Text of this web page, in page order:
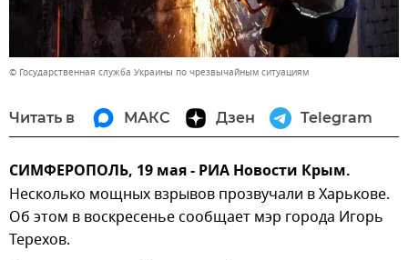
© Государственная служба Украины по чрезвычайным ситуациям
Читать в МАКС Дзен Telegram
СИМФЕРОПОЛЬ, 19 мая - РИА Новости Крым.
Несколько мощных взрывов прозвучали в Харькове.
Об этом в воскресенье сообщает мэр города Игорь
Терехов.